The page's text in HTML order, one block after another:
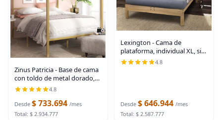
Zinus Patricia - Base de cama
con toldo de metal dorado,
base de colchón con soporte
de listones de acero, no
necesita somier, fácil montaje,
tamaño
4.8
Desde $ 733.694 /mes
Total: $ 2.934.777
Lexington - Cama de
plataforma, individual XL, sin
terminar
4.8
Desde $ 646.944 /mes
Total: $ 2.587.777